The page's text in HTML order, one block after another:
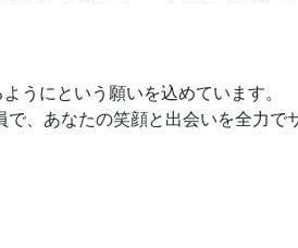
うにという願いを込めています。
、あなたの笑顔と出会いを全力で